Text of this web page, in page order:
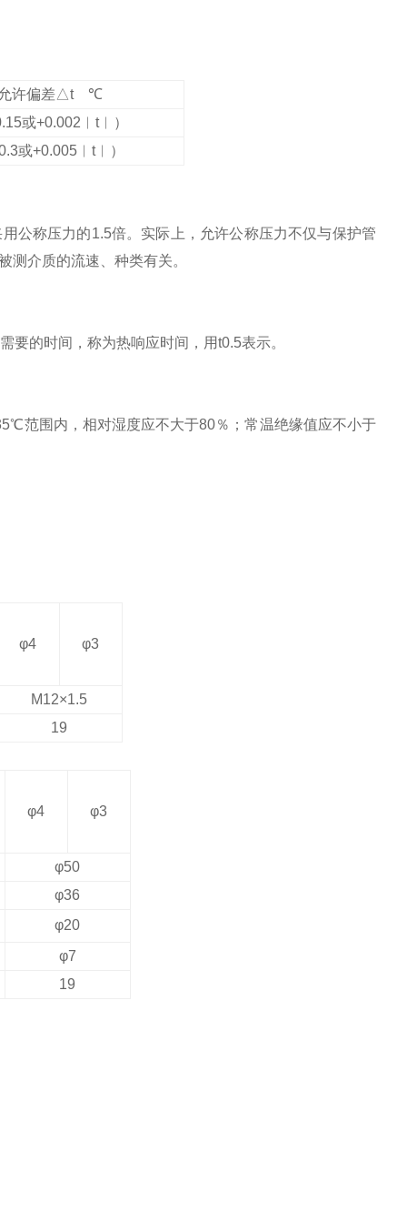
许偏差△t ℃
或+0.002︱t︱）
或+0.005︱t︱）
公称压力的1.5倍。实际上，允许公称压力不仅与保护管
测介质的流速、种类有关。
的时间，称为热响应时间，用t0.5表示。
范围内，相对湿度应不大于80％；常温绝缘值应不小于
φ4 φ3
M12×1.5
19
φ4 φ3
φ50
φ36
φ20
φ7
19